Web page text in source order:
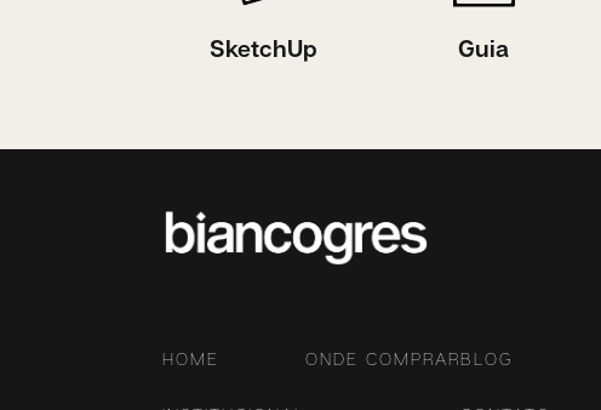
SketchUp Guia
HOME ONDE COMPRARBLOG